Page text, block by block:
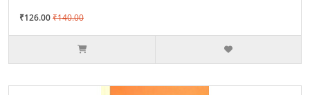
₹126.00₹140.00